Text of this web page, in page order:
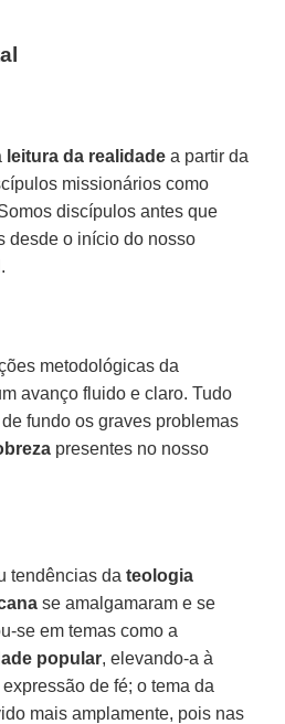
leitura da realidade a partir da
missionários como
discípulos antes que
desde o início do nosso
metodológicas da
avanço fluido e claro. Tudo
fundo os graves problemas
presentes no nosso
tendências dateologia
se amalgamaram e se
se em temas como a
popular, elevando-a à
de fé; o tema da
mais amplamente, pois nas